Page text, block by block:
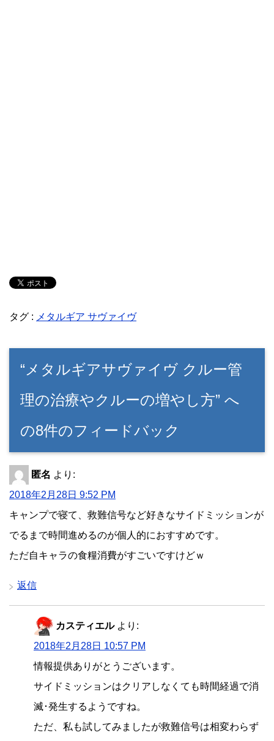
タグ : メタルギア サヴァイヴ
“メタルギアサヴァイヴ クルー管
理の治療やクルーの増やし方” へ
の8件のフィードバック
匿名 より:
2018年2月28日 9:52 PM
キャンプで寝て、救難信号など好きなサイドミッションが
でるまで時間進めるのが個人的におすすめです。
ただ自キャラの食糧消費がすごいですけどｗ
返信
カスティエル より:
2018年2月28日 10:57 PM
情報提供ありがとうございます。
サイドミッションはクリアしなくても時間経過で消
滅･発生するようですね。
ただ、私も試してみましたが救難信号は相変わらず